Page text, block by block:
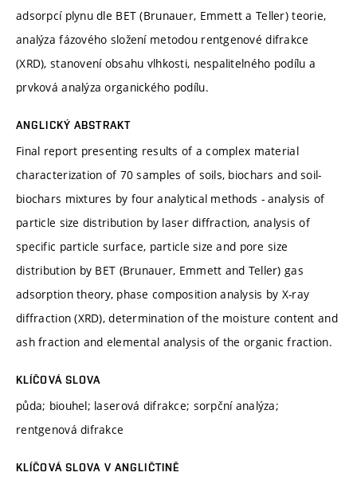
adsorpcí plynu dle BET (Brunauer, Emmett a Teller) teorie,
analýza fázového složení metodou rentgenové difrakce
(XRD), stanovení obsahu vlhkosti, nespalitelného podílu a
prvková analýza organického podílu.
ANGLICKÝ ABSTRAKT
Final report presenting results of a complex material
characterization of 70 samples of soils, biochars and soil-
biochars mixtures by four analytical methods - analysis of
particle size distribution by laser diffraction, analysis of
specific particle surface, particle size and pore size
distribution by BET (Brunauer, Emmett and Teller) gas
adsorption theory, phase composition analysis by X-ray
diffraction (XRD), determination of the moisture content and
ash fraction and elemental analysis of the organic fraction.
KLÍČOVÁ SLOVA
půda; biouhel; laserová difrakce; sorpční analýza;
rentgenová difrakce
KLÍČOVÁ SLOVA V ANGLIČTINĚ